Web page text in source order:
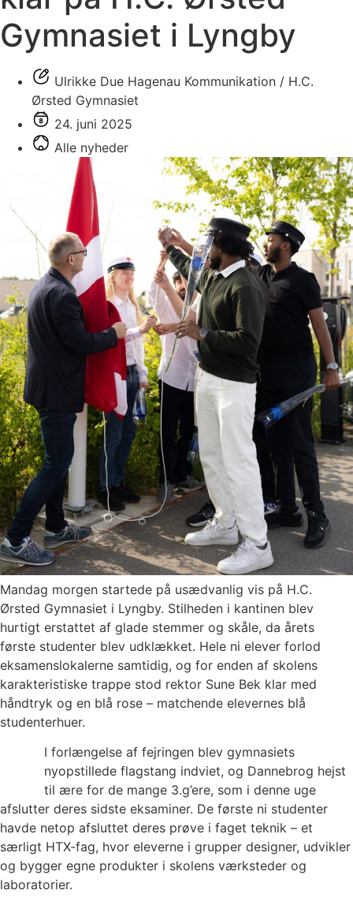
Gymnasiet i Lyngby
Ulrikke Due Hagenau Kommunikation / H.C.
Ørsted Gymnasiet
24. juni 2025
Alle nyheder
Mandag morgen startede på usædvanlig vis på H.C.
Ørsted Gymnasiet i Lyngby. Stilheden i kantinen blev
hurtigt erstattet af glade stemmer og skåle, da årets
første studenter blev udklækket. Hele ni elever forlod
eksamenslokalerne samtidig, og for enden af skolens
karakteristiske trappe stod rektor Sune Bek klar med
håndtryk og en blå rose – matchende elevernes blå
studenterhuer.
I forlængelse af fejringen blev gymnasiets
nyopstillede flagstang indviet, og Dannebrog hejst
til ære for de mange 3.g’ere, som i denne uge
afslutter deres sidste eksaminer. De første ni studenter
havde netop afsluttet deres prøve i faget teknik – et
særligt HTX-fag, hvor eleverne i grupper designer, udvikler
og bygger egne produkter i skolens værksteder og
laboratorier.